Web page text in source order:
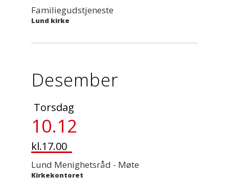
Familiegudstjeneste
Lund kirke
Desember
Torsdag
10.12
kl.17.00
Lund Menighetsråd - Møte
Kirkekontoret